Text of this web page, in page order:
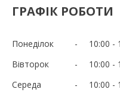
ГРАФІК РОБОТИ
Понеділок 10:00
Вівторок
10:00
Середа
10:00